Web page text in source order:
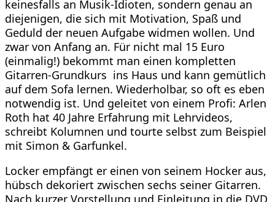
keinesfalls an Musik-Idioten, sondern genau an
diejenigen, die sich mit Motivation, Spaß und
Geduld der neuen Aufgabe widmen wollen. Und
zwar von Anfang an. Für nicht mal 15 Euro
(einmalig!) bekommt man einen kompletten
Gitarren-Grundkurs ins Haus und kann gemütlich
auf dem Sofa lernen. Wiederholbar, so oft es eben
notwendig ist. Und geleitet von einem Profi: Arlen
Roth hat 40 Jahre Erfahrung mit Lehrvideos,
schreibt Kolumnen und tourte selbst zum Beispiel
mit Simon & Garfunkel.
Locker empfängt er einen von seinem Hocker aus,
hübsch dekoriert zwischen sechs seiner Gitarren.